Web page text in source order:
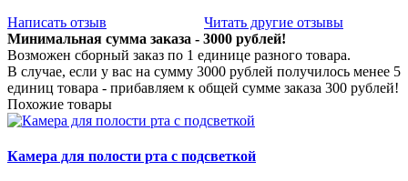
Написать отзыв
Читать другие отзывы
Минимальная сумма заказа - 3000 рублей!
Возможен сборный заказ по 1 единице разного товара.
В случае, если у вас на сумму 3000 рублей получилось менее 5
единиц товара - прибавляем к общей сумме заказа 300 рублей!
Похожие товары
Камера для полости рта с подсветкой